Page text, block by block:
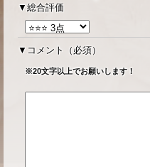
総合評価
コメント （必須）
※20文字以上でお願いします！